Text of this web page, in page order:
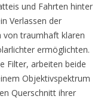
und Fahrten hinter
Verlassen der
von traumhaft klaren
ermöglichten.
Filter, arbeiten beide
Objektivspektrum
Querschnitt ihrer